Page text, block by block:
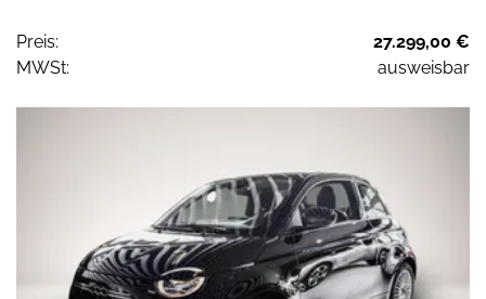
Preis:
27.299,00 €
MWSt:
ausweisbar